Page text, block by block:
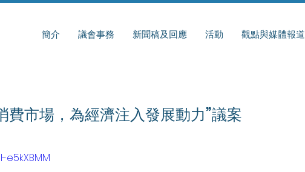
簡介 議會事務 新聞稿及回應 活動 觀點與媒體報道
費市場，為經濟注入發展動力”議案
e5kXBMM